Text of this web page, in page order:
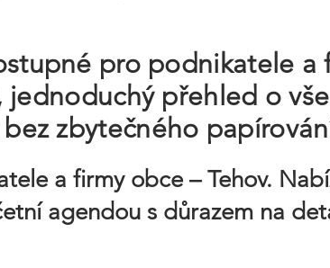
pro podnikatele a
jednoduchý přehled o
zbytečného
a firmy obce – Tehov.
agendou s důrazem na